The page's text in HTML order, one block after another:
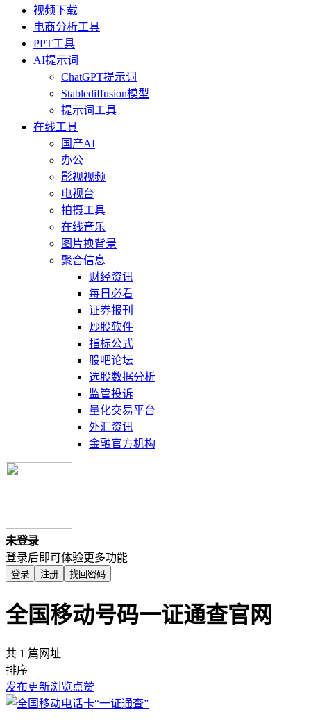
视频下载
电商分析工具
PPT工具
AI提示词
ChatGPT提示词
Stablediffusion模型
提示词工具
在线工具
国产AI
办公
影视视频
电视台
拍摄工具
在线音乐
图片换背景
聚合信息
财经资讯
每日必看
证券报刊
炒股软件
指标公式
股吧论坛
选股数据分析
监管投诉
量化交易平台
外汇资讯
金融官方机构
未登录
登录后即可体验更多功能
登录 注册 找回密码
全国移动号码一证通查官网
共 1 篇网址
排序
发布更新浏览点赞